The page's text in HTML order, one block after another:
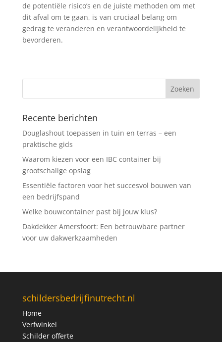
de potentiële risico’s en de juiste methoden om met
dit afval om te gaan, is van cruciaal belang om
gedrag te veranderen en verantwoordelijkheid te
bevorderen.
Recente berichten
Douglashout toepassen in tuin en terras – een
praktische gids
Waarom kiezen voor een IBC container bij
grootschalige opslag
Essentiële factoren voor het succesvol bouwen van
een bedrijfspand
Welke bouwcontainer past bij jouw klus?
Dakdekker Amersfoort: Een betrouwbare partner
voor uw dakwerkzaamheden
schildersbedrijfinutrecht.nl
Home
Verfwinkel
Schilder offerte